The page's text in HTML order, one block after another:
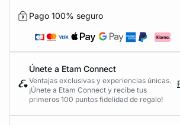
Pago 100% seguro
Únete a Etam Connect
Ventajas exclusivas y experiencias únicas.
¡Únete a Etam Connect y recibe tus
primeros 100 puntos fidelidad de regalo!